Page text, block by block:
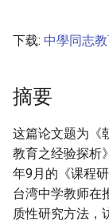
下载: 中學同志
摘要
这篇论文题为《
教育之经验探析
年9月的《课程
台湾中学教师在
质性研究方法，